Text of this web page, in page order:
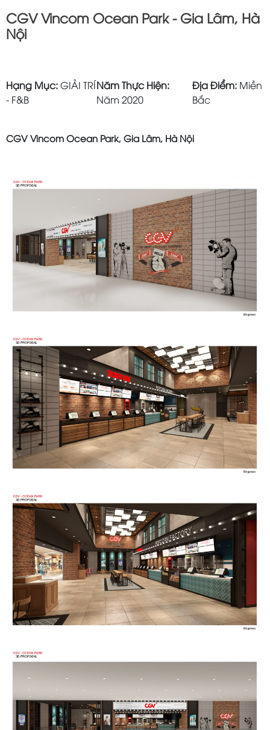
CGV Vincom Ocean Park - Gia Lâm, Hà
Nội
Hạng Mục: GIẢI TRÍ
- F&B
Năm Thực Hiện:
Năm 2020
Địa Điểm: Miền
Bắc
CGV Vincom Ocean Park, Gia Lâm, Hà Nội